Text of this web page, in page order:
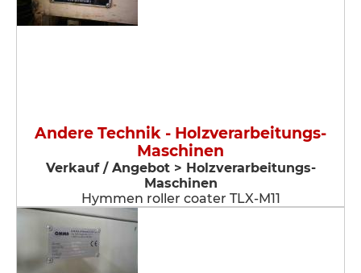
Andere Technik - Holzverarbeitungs-
Maschinen
Verkauf / Angebot > Holzverarbeitungs-
Maschinen
Hymmen roller coater TLX-M11